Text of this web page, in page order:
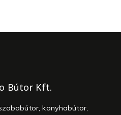
Bútor Kft.
konyhabútor,